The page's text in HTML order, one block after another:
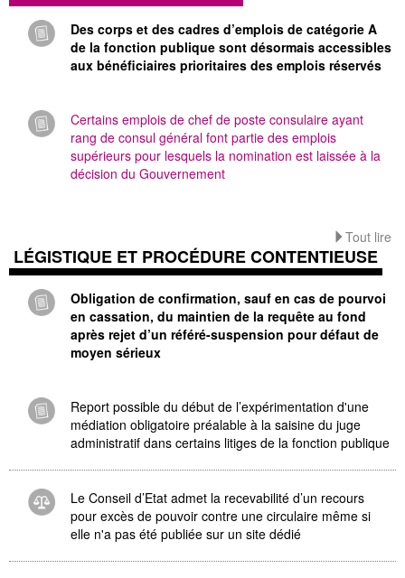
Des corps et des cadres d’emplois de catégorie A
de la fonction publique sont désormais accessibles
aux bénéficiaires prioritaires des emplois réservés
Certains emplois de chef de poste consulaire ayant
rang de consul général font partie des emplois
supérieurs pour lesquels la nomination est laissée à la
décision du Gouvernement
Tout lire
LÉGISTIQUE ET PROCÉDURE CONTENTIEUSE
Obligation de confirmation, sauf en cas de pourvoi
en cassation, du maintien de la requête au fond
après rejet d’un référé-suspension pour défaut de
moyen sérieux
Report possible du début de l’expérimentation d'une
médiation obligatoire préalable à la saisine du juge
administratif dans certains litiges de la fonction publique
Le Conseil d’Etat admet la recevabilité d’un recours
pour excès de pouvoir contre une circulaire même si
elle n'a pas été publiée sur un site dédié